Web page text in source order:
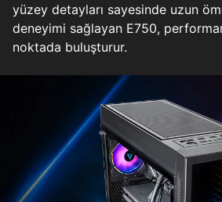
yüzey detayları sayesinde uzun
deneyimi sağlayan E750,
noktada buluşturur.